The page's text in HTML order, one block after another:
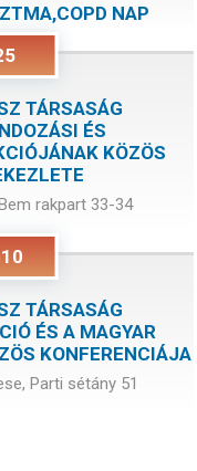
NAP
TÁRSASÁG
ÉS
KÖZÖS
rakpart 33-34
10
TÁRSASÁG
ÉS A MAGYAR
KONFERENCIÁJA
Parti sétány 51